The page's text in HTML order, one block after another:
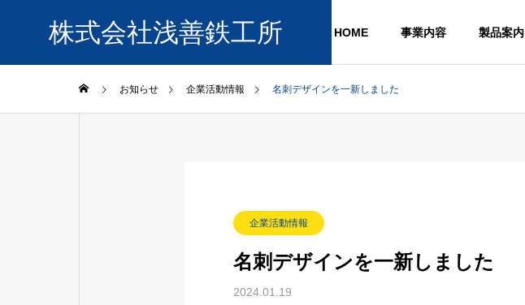
株式会社浅善鉄工所 HOME 事業内容 製品案内
OUR FACTORY
工場紹介
お知らせ 企業活動情報 名刺デザインを一新しました
企業活動情報
名刺デザインを一新しました
2024.01.19